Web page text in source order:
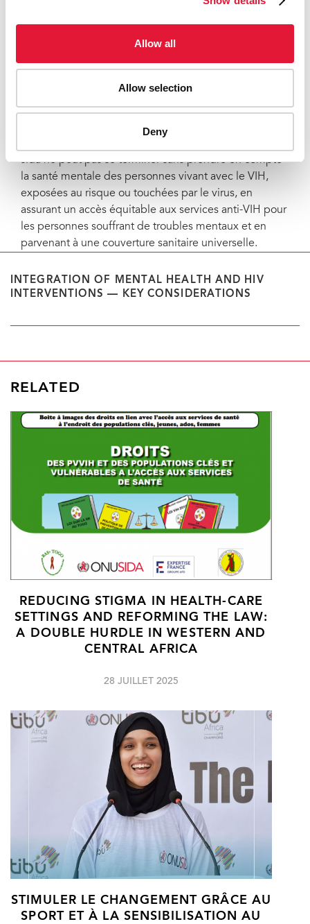
Allow all
Allow selection
Deny
investissant dans des systèmes de santé et de
protection sociale solides, résilients, justes et financés
par des fonds publics, en inversant les inégalités
stigmatisation et à la discrimination.
sida ne peut pas se terminer sans prendre en compte
la santé mentale des personnes vivant avec le VIH,
exposées au risque ou touchées par le virus, en
assurant un accès équitable aux services anti-VIH pour
les personnes souffrant de troubles mentaux et en
parvenant à une couverture sanitaire universelle.
INTEGRATION OF MENTAL HEALTH AND HIV
INTERVENTIONS — KEY CONSIDERATIONS
RELATED
REDUCING STIGMA IN HEALTH-CARE
SETTINGS AND REFORMING THE LAW:
A DOUBLE HURDLE IN WESTERN AND
CENTRAL AFRICA
28 JUILLET 2025
STIMULER LE CHANGEMENT GRÂCE AU
SPORT ET À LA SENSIBILISATION AU